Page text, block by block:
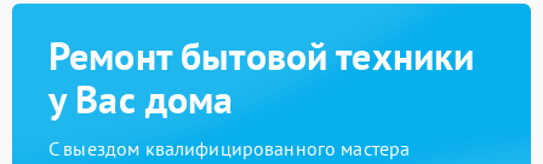
Ремонт бытовой техники
у Вас дома
С выездом квалифицированного мастера